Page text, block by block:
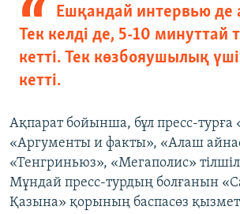
Ешқандай интервью де
Тек келді де, 5-10 минуттай
кетті. Тек көзбояушылық
кетті.
Ақпарат бойынша, бұл пресс-турға
«Аргументы и факты», «Алаш
«Тенгриньюз», «Мегаполис»
Мұндай пресс-турдың болғанын
Қазына» қорының баспасөз